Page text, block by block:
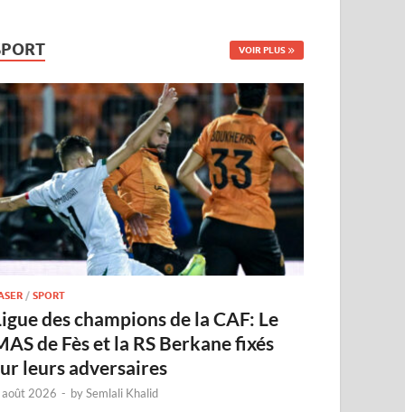
VOIR PLUS
/SPORT
des champions de la CAF: Le
de Fès et la RS Berkane fixés
leurs adversaires
2026 - bySemlali Khalid